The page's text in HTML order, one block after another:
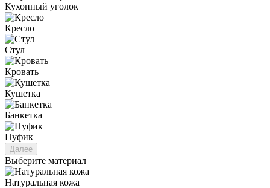
Кухонный уголок
Кресло
Стул
Кровать
Кушетка
Банкетка
Пуфик
Далее
Выберите материал
Натуральная кожа